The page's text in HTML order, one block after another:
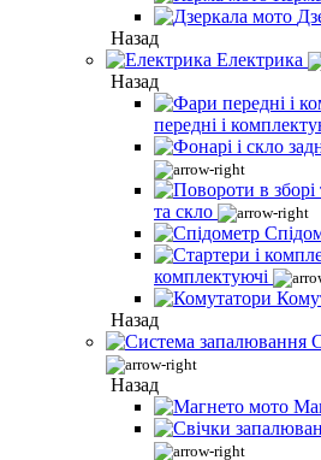
Назад
Електрика
Назад
передні і
та скло
комплектуючі
Назад
Назад